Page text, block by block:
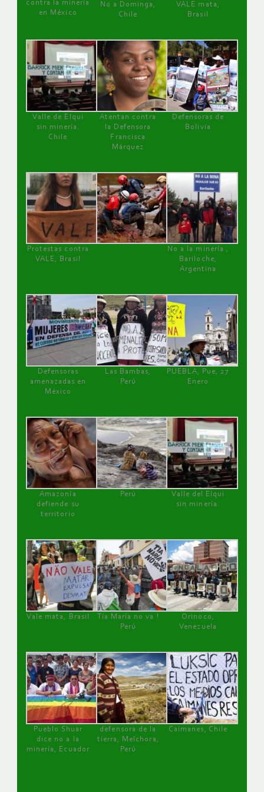
contra la minería
en México
No a Dominga,
Chile
VALE mata,
Brasil
Valle de Elqui
sin minería.
Chile
Atentan contra
la Defensora
Francisca
Márquez
Defensoras de
Bolivia
Protestas contra
VALE, Brasil
No a la minería ,
Bariloche,
Argentina
Defensoras
amenazadas en
México
Las Bambas,
Perú
PUEBLA, Pue, 27
Enero
Amazonía
defiende su
territorio
Perú
Valle del Elqui
sin minería.
Vale mata, Brasil
Tía María no va !
Perú
Orinoco,
Venezuela
Pueblo Shuar
dice no a la
minería, Ecuador
defensora de la
tierra, Melchora,
Perú
Caimanes, Chile